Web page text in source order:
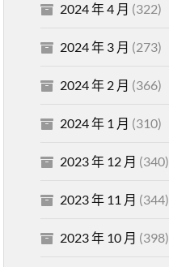
2024 年 4 月 (322)
2024 年 3 月 (273)
2024 年 2 月 (366)
2024 年 1 月 (310)
2023 年 12 月 (340)
2023 年 11 月 (344)
2023 年 10 月 (398)